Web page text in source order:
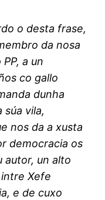
o desta frase,
da nosa
a un
co gallo
dunha
súa vila,
nos da a xusta
democracia os
autor, un alto
Xefe
e de cuxo